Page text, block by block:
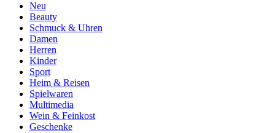
Neu
Beauty
Schmuck & Uhren
Damen
Herren
Kinder
Sport
Heim & Reisen
Spielwaren
Multimedia
Wein & Feinkost
Geschenke